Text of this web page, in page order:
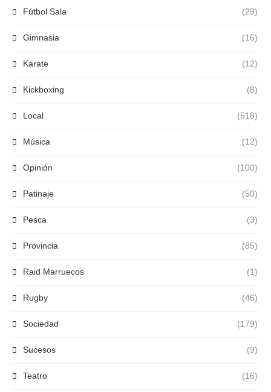
Fútbol Sala (29)
Gimnasia (16)
Karate (12)
Kickboxing (8)
Local (518)
Música (12)
Opinión (100)
Patinaje (50)
Pesca (3)
Provincia (85)
Raid Marruecos (1)
Rugby (46)
Sociedad (179)
Sucesos (9)
Teatro (16)